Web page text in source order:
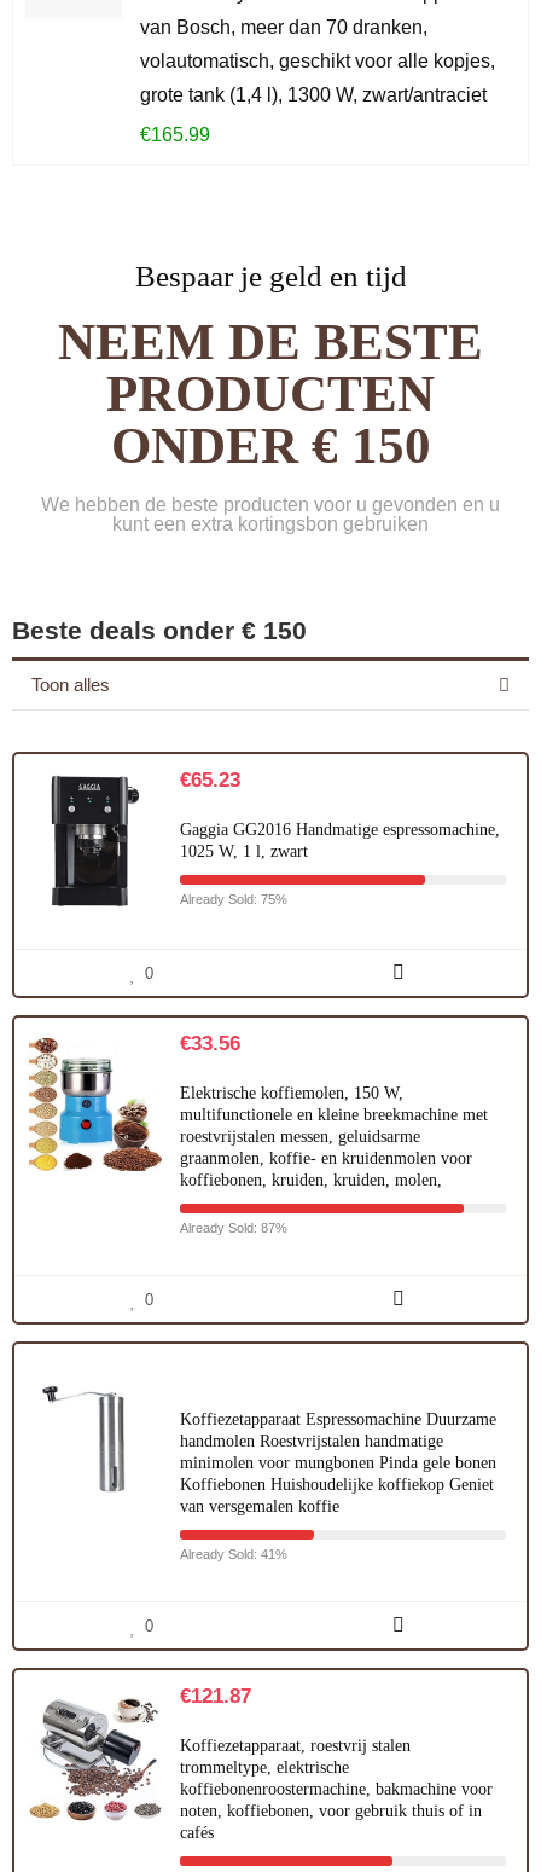
van Bosch, meer dan 70 dranken,
volautomatisch, geschikt voor alle kopjes,
grote tank (1,4 l), 1300 W, zwart/antraciet
€165.99
Bespaar je geld en tijd
NEEM DE BESTE
PRODUCTEN
ONDER € 150
We hebben de beste producten voor u gevonden en u
kunt een extra kortingsbon gebruiken
Beste deals onder € 150
Toon alles
€65.23
Gaggia GG2016 Handmatige espressomachine,
1025 W, 1 l, zwart
Already Sold: 75%
0
€33.56
Elektrische koffiemolen, 150 W,
multifunctionele en kleine breekmachine met
roestvrijstalen messen, geluidsarme
graanmolen, koffie- en kruidenmolen voor
koffiebonen, kruiden, kruiden, molen,
Already Sold: 87%
0
Koffiezetapparaat Espressomachine Duurzame
handmolen Roestvrijstalen handmatige
minimolen voor mungbonen Pinda gele bonen
Koffiebonen Huishoudelijke koffiekop Geniet
van versgemalen koffie
Already Sold: 41%
0
€121.87
Koffiezetapparaat, roestvrij stalen
trommeltype, elektrische
koffiebonenroostermachine, bakmachine voor
noten, koffiebonen, voor gebruik thuis of in
cafés